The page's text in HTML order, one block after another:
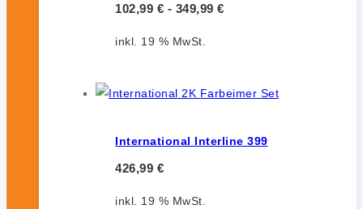
102,99 € - 349,99 €
inkl. 19 % MwSt.
International Interline 399
426,99 €
inkl. 19 % MwSt.